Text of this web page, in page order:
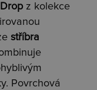
z kolekce
stříbra
Povrchová